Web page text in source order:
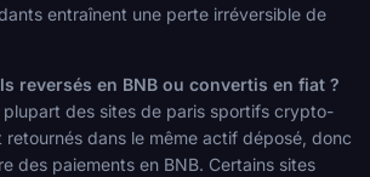
entraînent une perte irréversible de
reversés en BNB ou convertis en fiat ?
plupart des sites de paris sportifs crypto-
retournés dans le même actif déposé, donc
des paiements en BNB. Certains sites